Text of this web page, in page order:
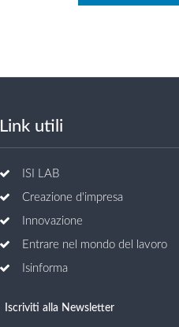
Link utili
ISI LAB
Creazione d'impresa
Innovazione
Entrare nel mondo del lavoro
Isinforma
Iscriviti alla Newsletter